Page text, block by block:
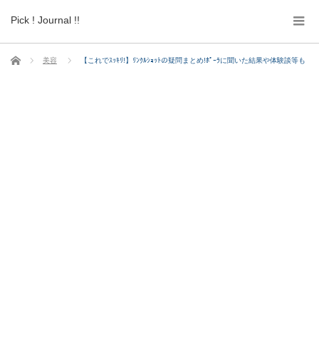
Pick ! Journal !!
ホーム 美容 【これでｽｯｷﾘ!】ﾘﾝｸﾙｼｮｯﾄの疑問まとめ!ﾎﾟｰﾗに聞いた結果や体験談等も